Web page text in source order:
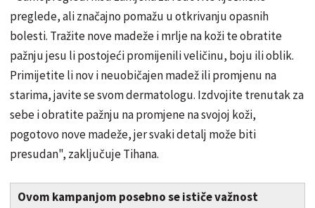
preglede, ali značajno pomažu u otkrivanju opasnih
bolesti. Tražite nove madeže i mrlje na koži te obratite
pažnju jesu li postojeći promijenili veličinu, boju ili oblik.
Primijetite li nov i neuobičajen madež ili promjenu na
starima, javite se svom dermatologu. Izdvojite trenutak za
sebe i obratite pažnju na promjene na svojoj koži,
pogotovo nove madeže, jer svaki detalj može biti
presudan", zaključuje Tihana.
Ovom kampanjom posebno se ističe važnost